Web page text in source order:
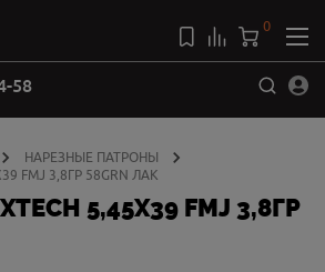
58
0
НАРЕЗНЫЕ ПАТРОНЫ
FMJ 3,8ГР 58GRN ЛАК
5,45X39 FMJ 3,8ГР